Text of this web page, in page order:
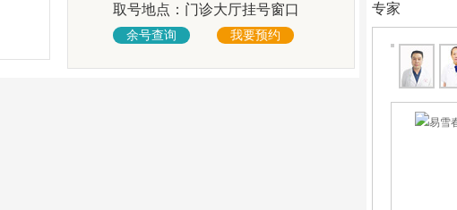
取号地点： 门诊大厅挂号窗口
余号查询 我要预约
专家